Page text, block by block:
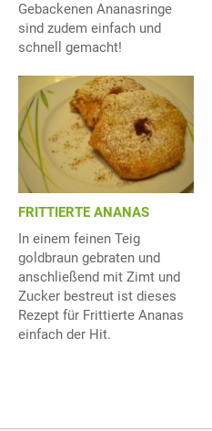
Gebackenen Ananasringe
sind zudem einfach und
schnell gemacht!
FRITTIERTE ANANAS
In einem feinen Teig
goldbraun gebraten und
anschließend mit Zimt und
Zucker bestreut ist dieses
Rezept für Frittierte Ananas
einfach der Hit.